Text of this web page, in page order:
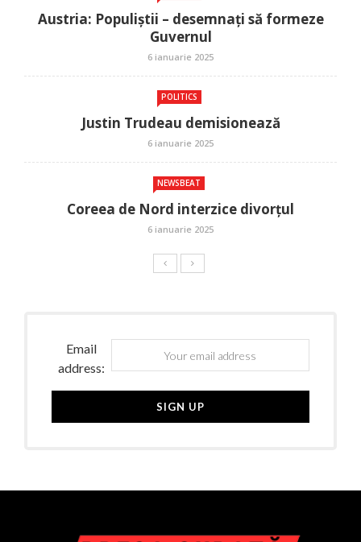
Austria: Populiștii – desemnați să formeze
Guvernul
6 ianuarie 2025
POLITICS
Justin Trudeau demisionează
6 ianuarie 2025
NEWSBEAT
Coreea de Nord interzice divorțul
6 ianuarie 2025
Email
address: